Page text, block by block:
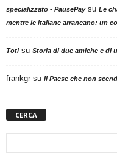
specializzato - PausePaysu Le
mentre le italiane arrancano: un
Totisu Storia di due amiche e di
frankgr su Il Paese che non
CERCA